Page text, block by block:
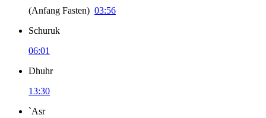
(Anfang Fasten) 03:56
Schuruk
06:01
Dhuhr
13:30
`Asr